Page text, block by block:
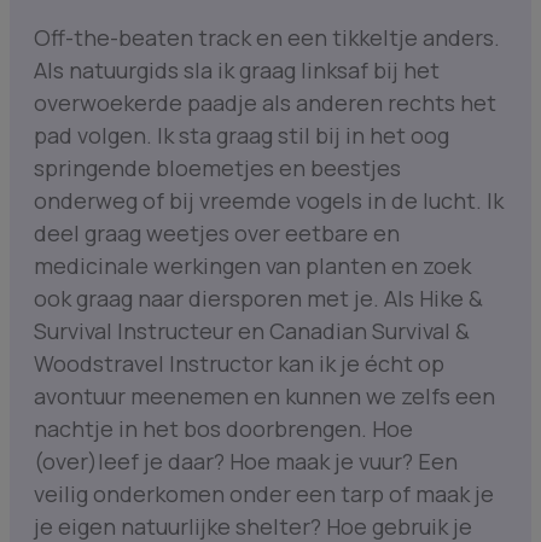
Off-the-beaten track en een tikkeltje anders.
Als natuurgids sla ik graag linksaf bij het
overwoekerde paadje als anderen rechts het
pad volgen. Ik sta graag stil bij in het oog
springende bloemetjes en beestjes
onderweg of bij vreemde vogels in de lucht. Ik
deel graag weetjes over eetbare en
medicinale werkingen van planten en zoek
ook graag naar diersporen met je. Als Hike &
Survival Instructeur en Canadian Survival &
Woodstravel Instructor kan ik je écht op
avontuur meenemen en kunnen we zelfs een
nachtje in het bos doorbrengen. Hoe
(over)leef je daar? Hoe maak je vuur? Een
veilig onderkomen onder een tarp of maak je
je eigen natuurlijke shelter? Hoe gebruik je